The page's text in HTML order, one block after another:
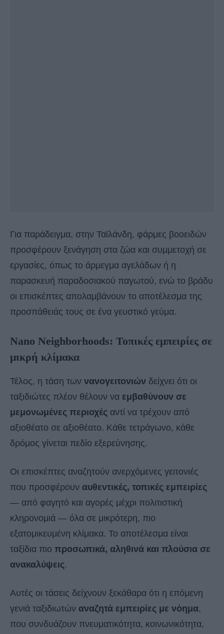
Για παράδειγμα, στην Ταϊλάνδη, φάρμες βοοειδών
προσφέρουν ξενάγηση στα ζώα και συμμετοχή σε
εργασίες, όπως το άρμεγμα αγελάδων ή η
παρασκευή παραδοσιακού παγωτού, ενώ το βράδυ
οι επισκέπτες απολαμβάνουν το αποτέλεσμα της
προσπάθειάς τους σε ένα γευστικό γεύμα.
Nano Neighborhoods: Τοπικές εμπειρίες σε
μικρή κλίμακα
Τέλος, η τάση των νανογειτονιών δείχνει ότι οι
ταξιδιώτες πλέον θέλουν να εμβαθύνουν σε
μεμονωμένες περιοχές αντί να τρέχουν από
αξιοθέατο σε αξιοθέατο. Κάθε τετράγωνο, κάθε
δρόμος γίνεται πεδίο εξερεύνησης.
Οι επισκέπτες αναζητούν ανερχόμενες γειτονιές
που προσφέρουν αυθεντικές, τοπικές εμπειρίες
— από φαγητό και αγορές μέχρι πολιτιστική
κληρονομιά — όλα σε μικρότερη, πιο
εξατομικευμένη κλίμακα. Το αποτέλεσμα είναι
ταξίδια πιο προσωπικά, αληθινά και πλούσια σε
ανακαλύψεις.
Αυτές οι τάσεις δείχνουν ξεκάθαρα ότι η επόμενη
γενιά ταξιδιωτών αναζητά εμπειρίες με νόημα,
που συνδυάζουν πνευματικότητα, κοινωνικότητα,